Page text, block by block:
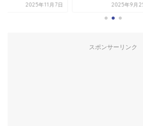
2025年11月7日 2025年9月
スポンサーリンク